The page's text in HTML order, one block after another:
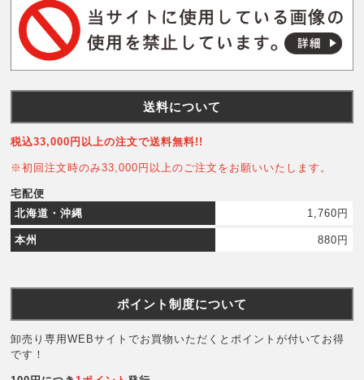
送料について
税込33,000円以上の注文で送料無料!!
※初回注文時のみ33,000円以上のご注文をお願いいたします。
宅配便
北海道・沖縄
1,760円
本州 880円
ポイント制度について
卸売り専用WEBサイトでお買物いただくとポイントが付いてお得
です！